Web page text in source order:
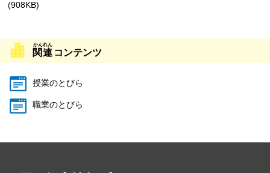
(908KB)
関連 コンテンツ
授業のとびら
職業のとびら